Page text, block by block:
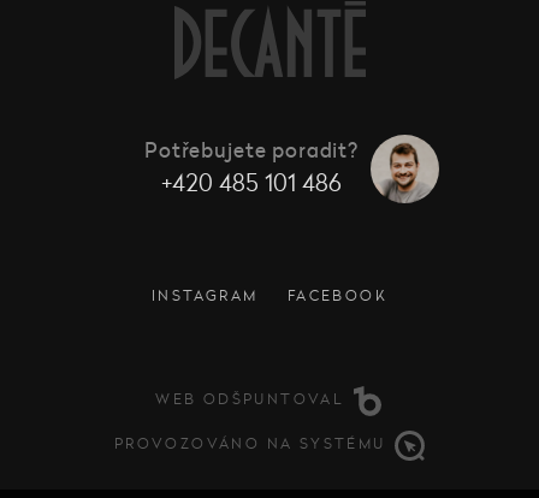
Potřebujete poradit?
+420 485 101 486
INSTAGRAM FACEBOOK
WEB ODŠPUNTOVAL
PROVOZOVÁNO NA SYSTÉMU